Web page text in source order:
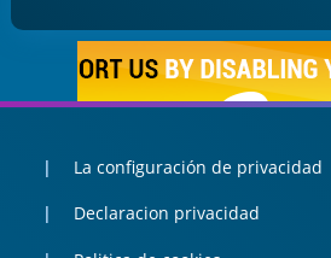
La configuración de privacidad
Declaracion privacidad